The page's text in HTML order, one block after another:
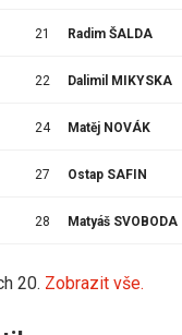
21 Radim ŠALDA
22 Dalimil MIKYSKA
24 Matěj NOVÁK
27 Ostap SAFIN
28 Matyáš SVOBODA
20. Zobrazit vše.